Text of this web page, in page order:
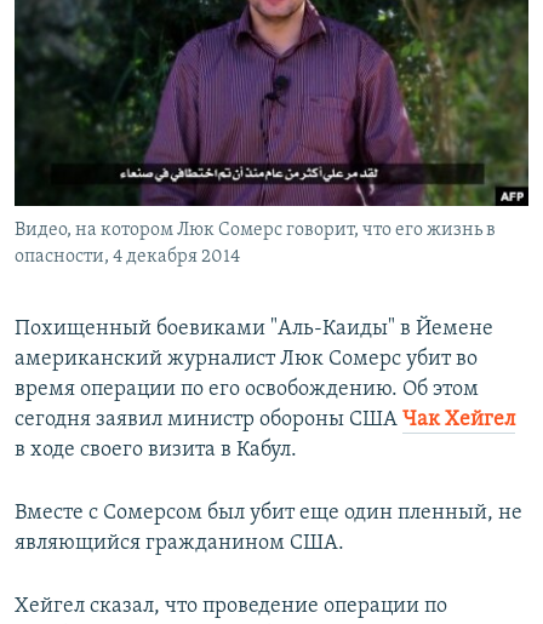
РАСПИСАНИЕ ВЕЩАНИЯ
ПОДПИШИТЕСЬ НА РАССЫЛКУ
СОЦИАЛЬНЫЕ СЕТИ
Видео, на котором Люк Сомерс говорит, что его жизнь в
опасности, 4 декабря 2014
Похищенный боевиками "Аль-Каиды" в Йемене
американский журналист Люк Сомерс убит во
время операции по его освобождению. Об этом
сегодня заявил министр обороны США Чак Хейгел
в ходе своего визита в Кабул.
Вместе с Сомерсом был убит еще один пленный, не
являющийся гражданином США.
Хейгел сказал, что проведение операции по